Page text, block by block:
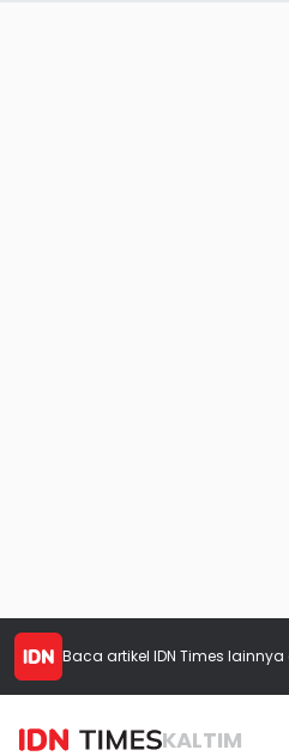
Baca artikel IDN Times lainnya
KALTIM